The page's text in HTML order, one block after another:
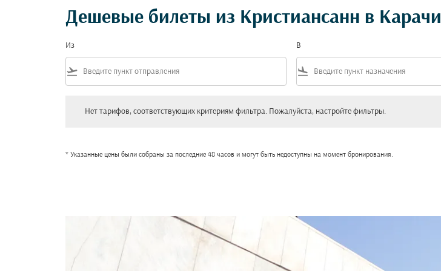
Дешевые билеты из Кристиансанн в Карачи
Из
flight_takeoff
В
flight_land
Нет тарифов, соответствующих критериям фильтра. Пожалуйста, настройте фильтры.
* Указанные цены были собраны за последние 48 часов и могут быть недоступны на момент бронирования.